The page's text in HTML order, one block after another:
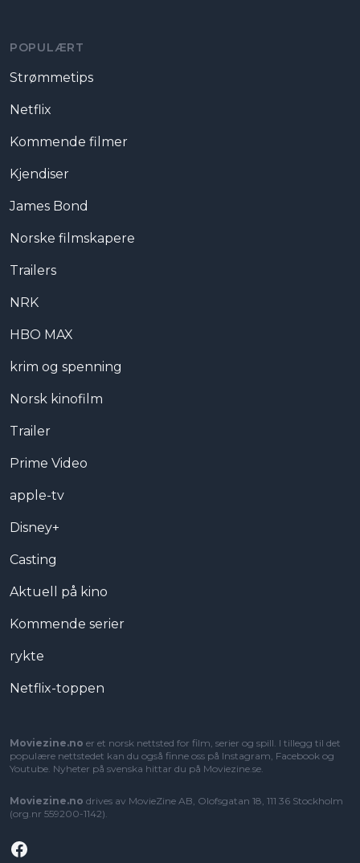
POPULÆRT
Strømmetips
Netflix
Kommende filmer
Kjendiser
James Bond
Norske filmskapere
Trailers
NRK
HBO MAX
krim og spenning
Norsk kinofilm
Trailer
Prime Video
apple-tv
Disney+
Casting
Aktuell på kino
Kommende serier
rykte
Netflix-toppen
Moviezine.no er et norsk nettsted for film, serier og spill. I tillegg til det
populære nettstedet kan du også finne oss på Instagram, Facebook og
Youtube. Nyheter på svenska hittar du på Moviezine.se
Moviezine.no drives av MovieZine AB, Olofsgatan 18, 111 36 Stockholm
(org.nr 559200-1142).
Facebook